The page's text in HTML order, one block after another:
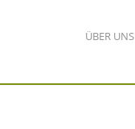
ÜBER UNS